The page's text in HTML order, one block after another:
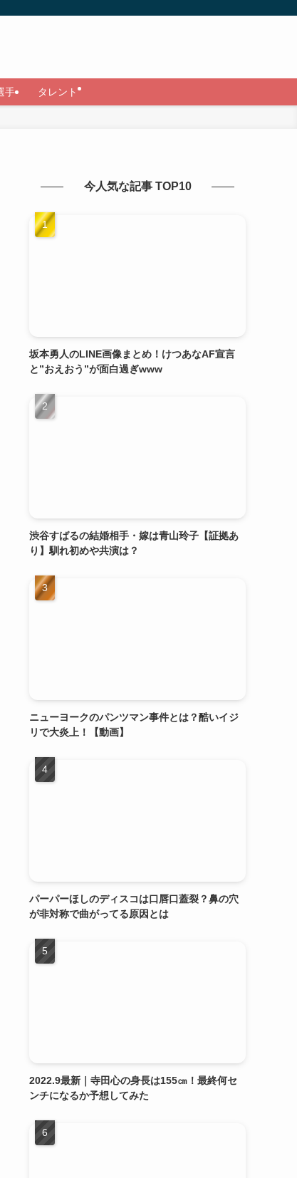
手 タレント
今人気な記事 TOP10
坂本勇人のLINE画像まとめ！けつあなAF宣言
と”おえおう”が面白過ぎwww
渋谷すばるの結婚相手・嫁は青山玲子【証拠あ
り】馴れ初めや共演は？
ニューヨークのパンツマン事件とは？酷いイジ
リで大炎上！【動画】
パーパーほしのディスコは口唇口蓋裂？鼻の穴
が非対称で曲がってる原因とは
2022.9最新｜寺田心の身長は155㎝！最終何セ
ンチになるか予想してみた